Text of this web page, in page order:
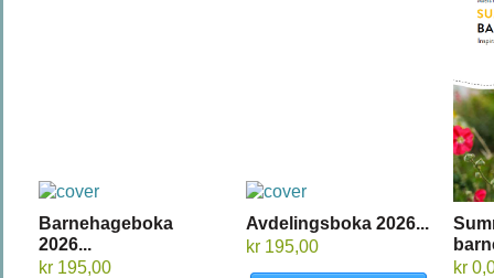
Barnehageboka
2026...
kr 195,00
Avdelingsboka 2026...
kr 195,00
kr